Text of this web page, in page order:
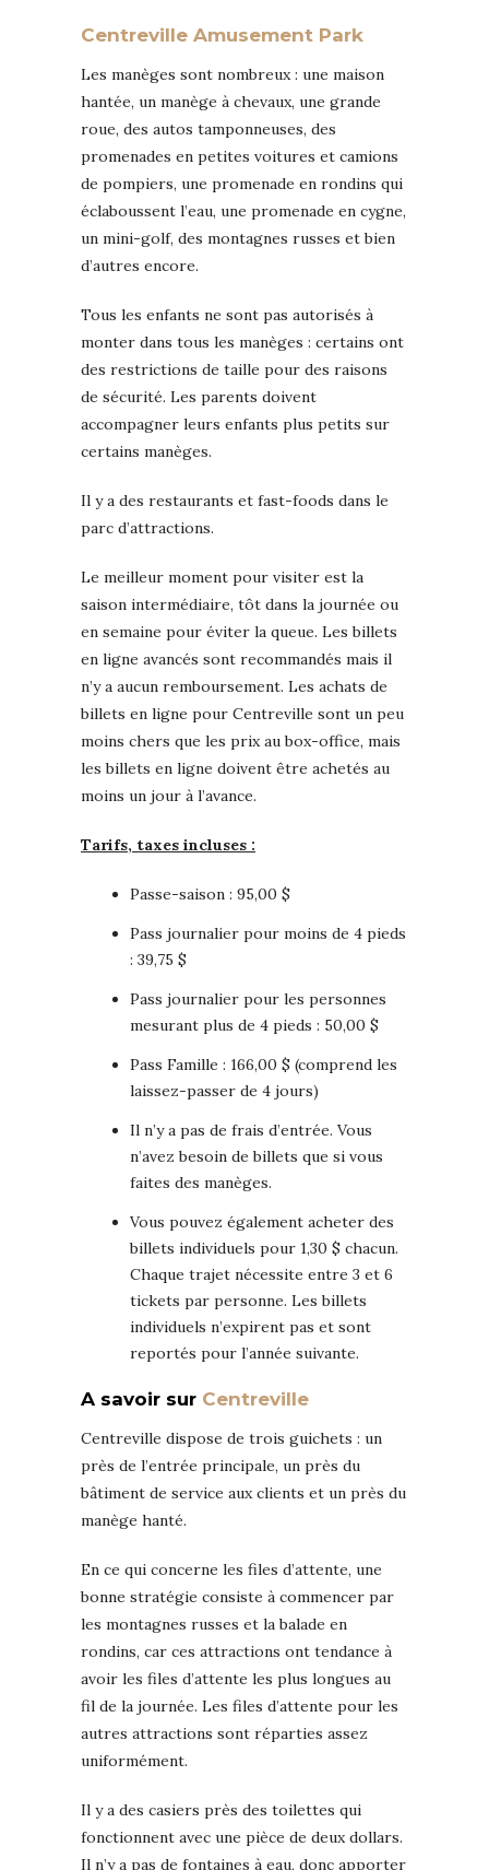
Centreville Amusement Park
Les manèges sont nombreux : une maison
hantée, un manège à chevaux, une grande
roue, des autos tamponneuses, des
promenades en petites voitures et camions
de pompiers, une promenade en rondins qui
éclaboussent l’eau, une promenade en cygne,
un mini-golf, des montagnes russes et bien
d’autres encore.
Tous les enfants ne sont pas autorisés à
monter dans tous les manèges : certains ont
des restrictions de taille pour des raisons
de sécurité. Les parents doivent
accompagner leurs enfants plus petits sur
certains manèges.
Il y a des restaurants et fast-foods dans le
parc d’attractions.
Le meilleur moment pour visiter est la
saison intermédiaire, tôt dans la journée ou
en semaine pour éviter la queue. Les billets
en ligne avancés sont recommandés mais il
n’y a aucun remboursement. Les achats de
billets en ligne pour Centreville sont un peu
moins chers que les prix au box-office, mais
les billets en ligne doivent être achetés au
moins un jour à l’avance.
Tarifs, taxes incluses :
Passe-saison : 95,00 $
Pass journalier pour moins de 4 pieds
: 39,75 $
Pass journalier pour les personnes
mesurant plus de 4 pieds : 50,00 $
Pass Famille : 166,00 $ (comprend les
laissez-passer de 4 jours)
Il n’y a pas de frais d’entrée. Vous
n’avez besoin de billets que si vous
faites des manèges.
Vous pouvez également acheter des
billets individuels pour 1,30 $ chacun.
Chaque trajet nécessite entre 3 et 6
tickets par personne. Les billets
individuels n’expirent pas et sont
reportés pour l’année suivante.
A savoir sur Centreville
Centreville dispose de trois guichets : un
près de l’entrée principale, un près du
bâtiment de service aux clients et un près du
manège hanté.
En ce qui concerne les files d’attente, une
bonne stratégie consiste à commencer par
les montagnes russes et la balade en
rondins, car ces attractions ont tendance à
avoir les files d’attente les plus longues au
fil de la journée. Les files d’attente pour les
autres attractions sont réparties assez
uniformément.
Il y a des casiers près des toilettes qui
fonctionnent avec une pièce de deux dollars.
Il n’y a pas de fontaines à eau, donc apporter